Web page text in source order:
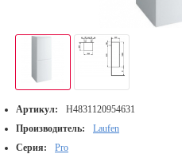
Артикул:
H4831120954631
Производитель:
Laufen
Серия:
Pro